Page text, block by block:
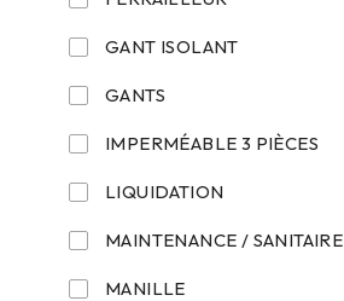
GANT ISOLANT
GANTS
IMPERMÉABLE 3 PIÈCES
LIQUIDATION
MAINTENANCE / SANITAIRE
MANILLE